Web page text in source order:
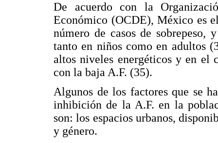
De acuerdo con la
Económico (OCDE), México es
número de casos de sobrepeso,
tanto en niños como en adultos
altos niveles energéticos y en el
con la baja A.F. (35).
Algunos de los factores que se
inhibición de la A.F. en la
son: los espacios urbanos,
y género.